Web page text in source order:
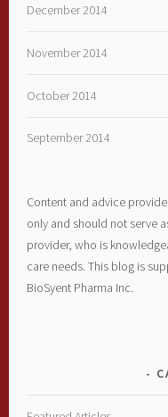
December 2014
November 2014
October 2014
September 2014
Content and advice
only and should not serve
provider, who is
care needs. This blog is
BioSyent Pharma Inc.